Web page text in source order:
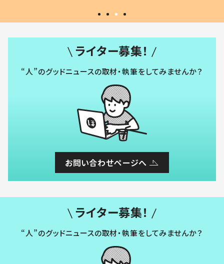
ライター募集！
“人”のグッドニュースの取材・執筆をしてみませんか？
お問い合わせページへ
ライター募集！
“人”のグッドニュースの取材・執筆をしてみませんか？